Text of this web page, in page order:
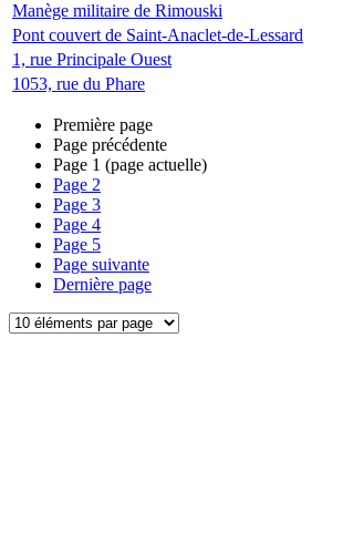
Manège militaire de Rimouski
Pont couvert de Saint-Anaclet-de-Lessard
1, rue Principale Ouest
1053, rue du Phare
Première page
Page précédente
Page 1 (page actuelle)
Page 2
Page 3
Page 4
Page 5
Page suivante
Dernière page